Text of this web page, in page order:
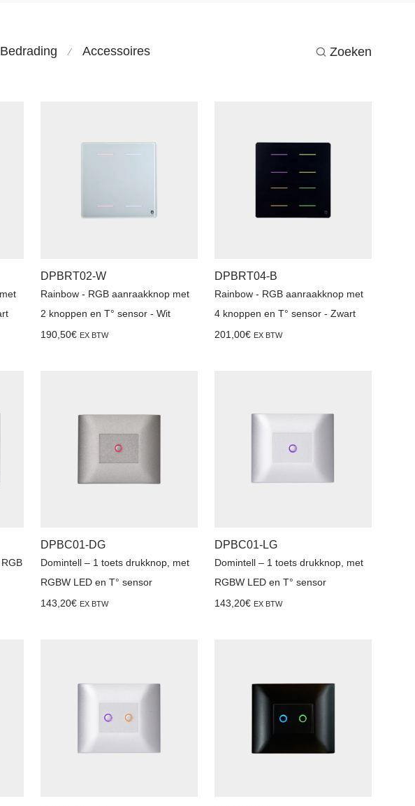
Zoeken
Bedrading ⁄ Accessoires
DPBRT02-W
Rainbow - RGB aanraakknop met
2 knoppen en T° sensor - Wit
190,50€ EX BTW
DPBRT04-B
Rainbow - RGB aanraakknop met
4 knoppen en T° sensor - Zwart
201,00€ EX BTW
DPBC01-DG
Domintell – 1 toets drukknop, met
RGBW LED en T° sensor
143,20€ EX BTW
DPBC01-LG
Domintell – 1 toets drukknop, met
RGBW LED en T° sensor
143,20€ EX BTW